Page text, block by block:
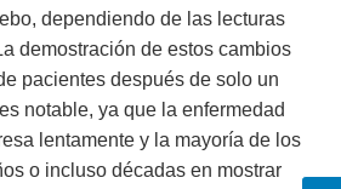
dependiendo de las lecturas
demostración de estos cambios
pacientes después de solo un
notable, ya que la enfermedad
lentamente y la mayoría de los
o incluso décadas en mostrar